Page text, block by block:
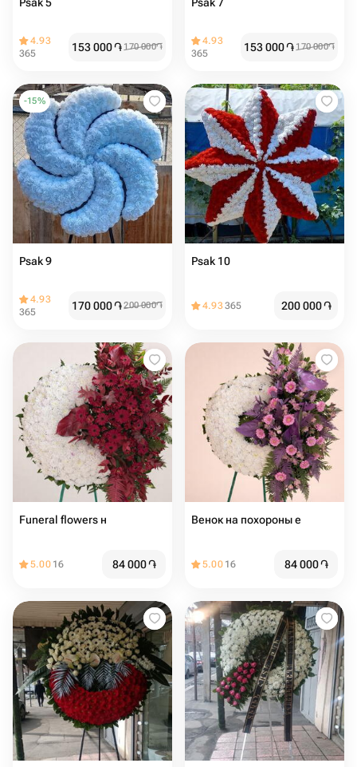
4.93
365
153 000֏ 170 000֏
4.93
365
153 000֏ 170 000֏
-15%
Psak 9
4.93
365
170 000֏200 000֏
Psak 10
4.93365 200 000֏
Funeral flowers н
5.00 16 84 000֏
Венок на похороны е
5.00 16 84 000֏